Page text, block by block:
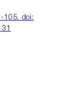
105. doi: